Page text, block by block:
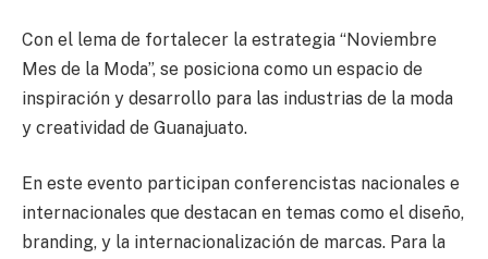
Con el lema de fortalecer la estrategia “Noviembre
Mes de la Moda”, se posiciona como un espacio de
inspiración y desarrollo para las industrias de la moda
y creatividad de Guanajuato.
En este evento participan conferencistas nacionales e
internacionales que destacan en temas como el diseño,
branding, y la internacionalización de marcas. Para la